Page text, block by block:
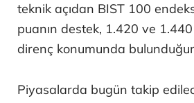
teknik açıdan BIST 100
puanın destek, 1.420 ve
direnç konumunda
Piyasalarda bugün takip